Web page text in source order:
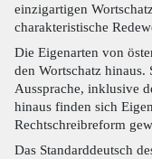
einzigartigen
charakteristische
Die Eigenarten von
den Wortschatz
Aussprache, inklusive
hinaus finden sich
Rechtschreibreform
Das Standarddeutsch